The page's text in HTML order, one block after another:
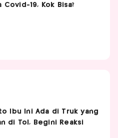
Covid-19, Kok Bisa?
Ibu Ini Ada di Truk yang
di Tol, Begini Reaksi